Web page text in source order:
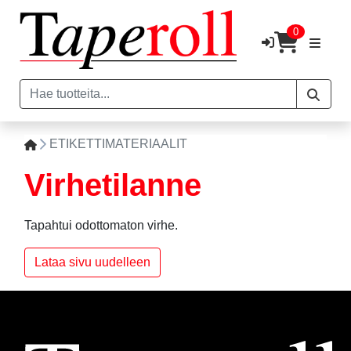
0
ETIKETTIMATERIAALIT
Virhetilanne
Tapahtui odottomaton virhe.
Lataa sivu uudelleen